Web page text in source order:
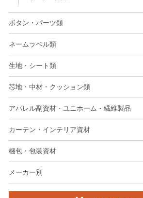
ボタン・パーツ類
ネームラベル類
生地・シート類
芯地・中材・クッション類
アパレル副資材・ユニホーム・繊維製品
カーテン・インテリア資材
梱包・包装資材
メーカー別